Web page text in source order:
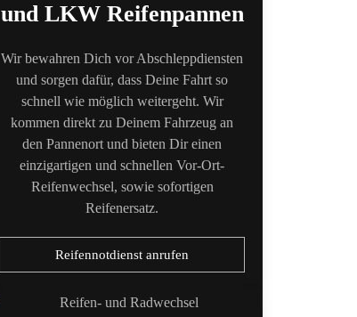
und LKW Reifenpannen
Wir bewahren Dich vor Abschleppdiensten
und sorgen dafür, dass Deine Fahrt so
schnell wie möglich weitergeht. Wir
kommen direkt zu Deinem Fahrzeug an
den Pannenort und bieten Dir einen
einzigartigen und schnellen Vor-Ort-
Reifenwechsel, sowie sofortigen
Reifenersatz.
Reifennotdienst anrufen